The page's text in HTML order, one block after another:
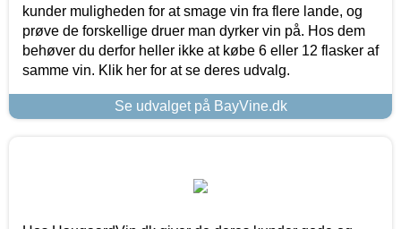
kunder muligheden for at smage vin fra flere lande, og
prøve de forskellige druer man dyrker vin på. Hos dem
behøver du derfor heller ikke at købe 6 eller 12 flasker af
samme vin. Klik her for at se deres udvalg.
Se udvalget på BayVine.dk